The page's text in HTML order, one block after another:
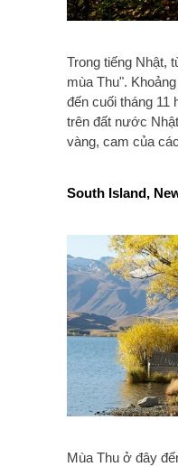
Trong tiếng Nhật,
mùa Thu".
đến cuối tháng 11
trên đất nước
vàng, cam của
South Island,
Mùa Thu ở đây